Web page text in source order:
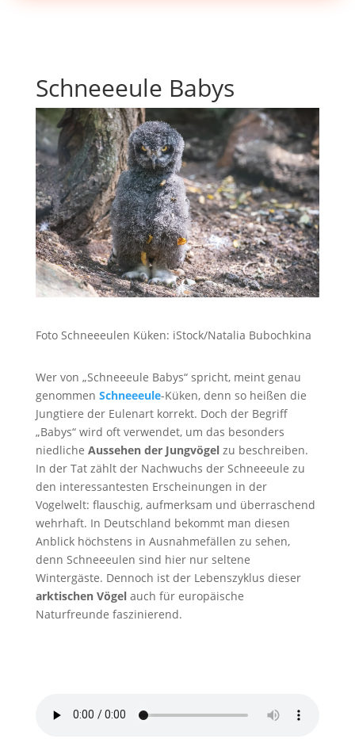
Schneeeule Babys
Foto Schneeeulen Küken: iStock/Natalia Bubochkina
Wer von „Schneeeule Babys“ spricht, meint genau
genommen Schneeeule-Küken, denn so heißen die
Jungtiere der Eulenart korrekt. Doch der Begriff
„Babys“ wird oft verwendet, um das besonders
niedliche Aussehen der Jungvögelzu beschreiben.
In der Tat zählt der Nachwuchs der Schneeeule zu
den interessantesten Erscheinungen in der
Vogelwelt: flauschig, aufmerksam und überraschend
wehrhaft. In Deutschland bekommt man diesen
Anblick höchstens in Ausnahmefällen zu sehen,
denn Schneeeulen sind hier nur seltene
Wintergäste. Dennoch ist der Lebenszyklus dieser
arktischen Vögelauch für europäische
Naturfreunde faszinierend.